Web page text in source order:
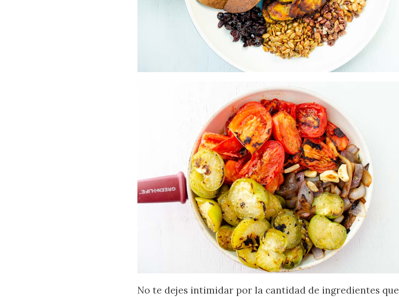
No te dejes intimidar por la cantidad de ingredientes que